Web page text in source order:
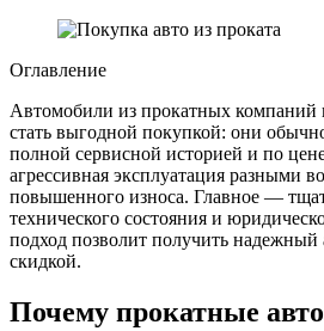
Оглавление
Автомобили из прокатных компаний
стать выгодной покупкой: они
полной сервисной историей и по
агрессивная эксплуатация разными
повышенного износа. Главное —
технического состояния и
подход позволит получить надежный
скидкой.
Почему прокатные